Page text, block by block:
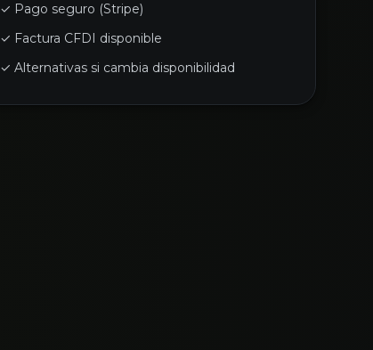
✓ Pago seguro (Stripe)
✓ Factura CFDI disponible
✓ Alternativas si cambia disponibilidad